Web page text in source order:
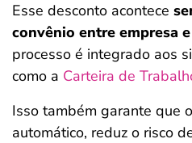
Esse desconto acontece
convênio entre empresa
processo é integrado aos
como a Carteira de
Isso também garante que
automático, reduz o risco